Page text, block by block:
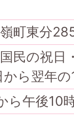
町東分
民の祝日
から翌年
ら午後10